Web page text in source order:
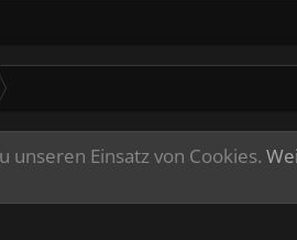
Einsatz von Cookies.